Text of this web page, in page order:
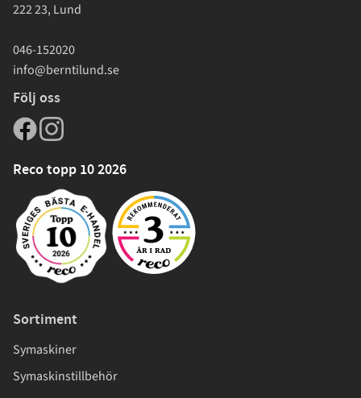
222 23, Lund
046-152020
info@berntilund.se
Följ oss
Reco topp 10 2026
Sortiment
Symaskiner
Symaskinstillbehör